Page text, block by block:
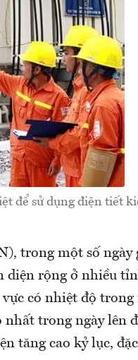
để sử dụng điện tiết
trong một số ngày
diện rộng ở nhiều
có nhiệt độ trong
nhất trong ngày lên
tăng cao kỷ lục,